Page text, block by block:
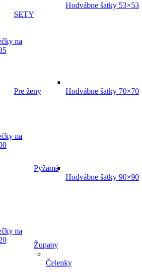
SETY
Pre ženy
Pyžamá
Župany
na
na
na
Hodvábne šatky 53×53
Hodvábne šatky 70×70
Hodvábne šatky 90×90
Čelenky